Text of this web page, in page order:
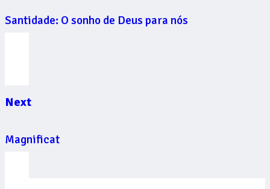
Santidade: O sonho de Deus para nós
Next
Magnificat